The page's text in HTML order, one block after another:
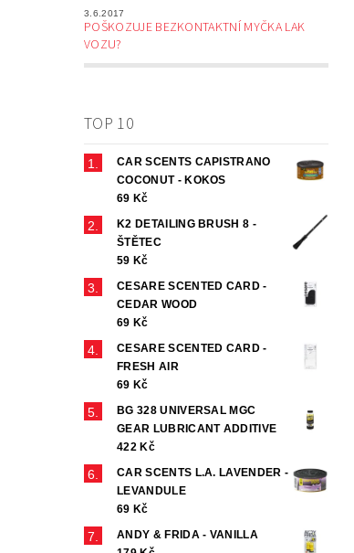
3.6.2017
POŠKOZUJE BEZKONTAKTNÍ MYČKA LAK
VOZU?
TOP 10
CAR SCENTS CAPISTRANO
COCONUT - KOKOS
69 Kč
K2 DETAILING BRUSH 8 -
ŠTĚTEC
59 Kč
CESARE SCENTED CARD -
CEDAR WOOD
69 Kč
CESARE SCENTED CARD -
FRESH AIR
69 Kč
BG 328 UNIVERSAL MGC
GEAR LUBRICANT ADDITIVE
422 Kč
CAR SCENTS L.A. LAVENDER -
LEVANDULE
69 Kč
ANDY & FRIDA - VANILLA